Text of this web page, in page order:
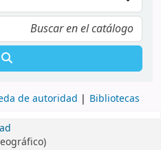
de autoridad Bibliotecas